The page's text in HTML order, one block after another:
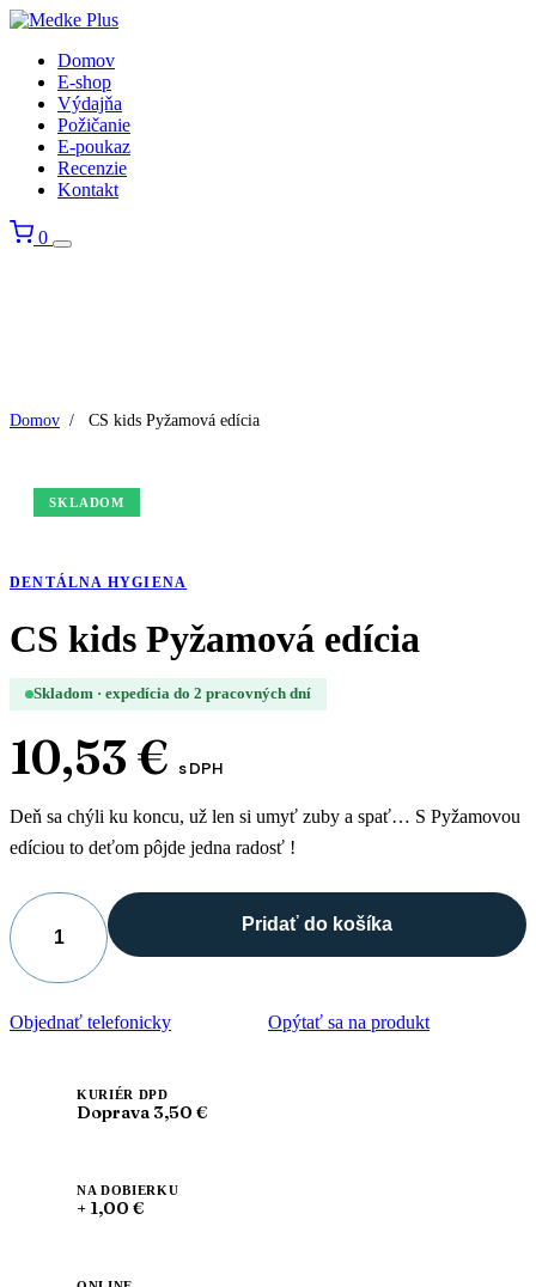
Domov
E-shop
Výdajňa
Požičanie
E-poukaz
Recenzie
Kontakt
0
Domov / CS kids Pyžamová edícia
SKLADOM
DENTÁLNA HYGIENA
CS kids Pyžamová edícia
Skladom · expedícia do 2 pracovných dní
10,53€ s DPH
Deň sa chýli ku koncu, už len si umyť zuby a spať… S Pyžamovou
edíciou to deťom pôjde jedna radosť !
množstvo
CS
Pyžamová
edícia
Pridať do košíka
Objednať telefonicky Opýtať sa na produkt
KURIÉR DPD
Doprava 3,50 €
NA DOBIERKU
+ 1,00 €